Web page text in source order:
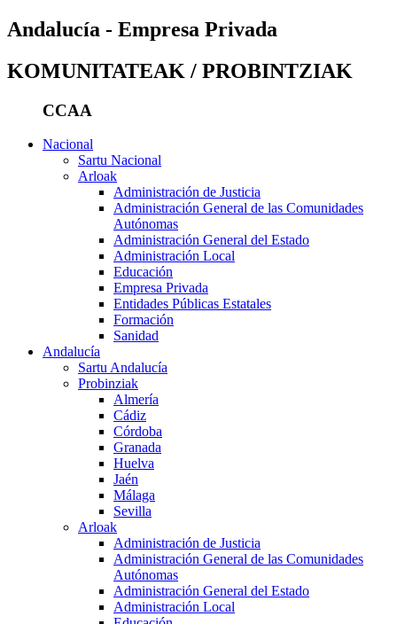
Andalucía - Empresa Privada
KOMUNITATEAK / PROBINTZIAK
CCAA
Nacional
Sartu Nacional
Arloak
Administración de Justicia
Administración General de las Comunidades
Autónomas
Administración General del Estado
Administración Local
Educación
Empresa Privada
Entidades Públicas Estatales
Formación
Sanidad
Andalucía
Sartu Andalucía
Probinziak
Almería
Cádiz
Córdoba
Granada
Huelva
Jaén
Málaga
Sevilla
Arloak
Administración de Justicia
Administración General de las Comunidades
Autónomas
Administración General del Estado
Administración Local